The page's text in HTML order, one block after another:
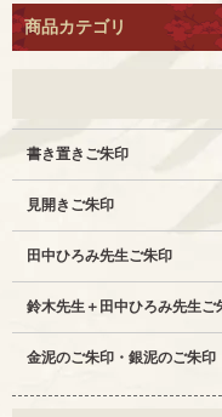
商品カテゴリ
書き置きご朱印
見開きご朱印
田中ひろみ先生ご朱印
鈴木先生＋田中ひろみ先生ご
金泥のご朱印・銀泥のご朱印